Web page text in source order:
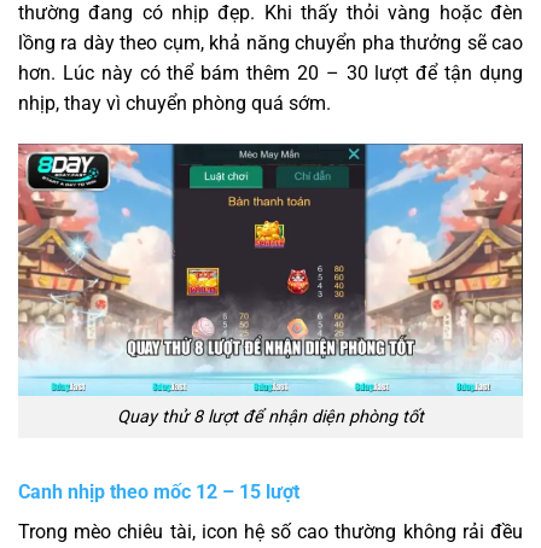
thường đang có nhịp đẹp. Khi thấy thỏi vàng hoặc đèn
lồng ra dày theo cụm, khả năng chuyển pha thưởng sẽ cao
hơn. Lúc này có thể bám thêm 20 – 30 lượt để tận dụng
nhịp, thay vì chuyển phòng quá sớm.
Quay thử 8 lượt để nhận diện phòng tốt
Canh nhịp theo mốc 12 – 15 lượt
Trong mèo chiêu tài, icon hệ số cao thường không rải đều